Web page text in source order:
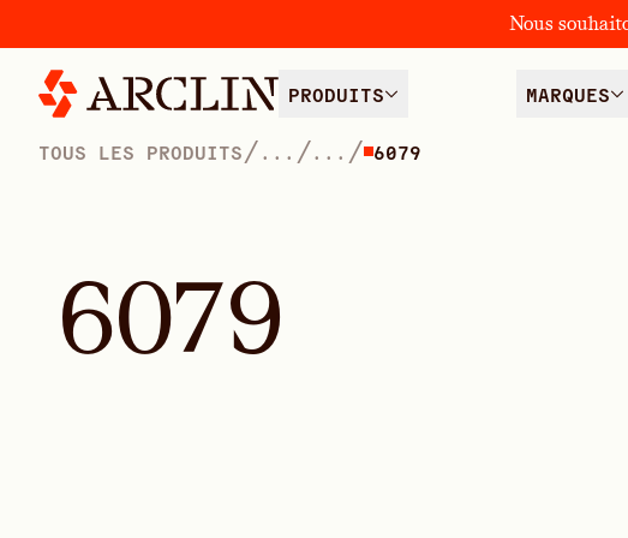
Nous
PRODUITS MARQUES
TOUS LES PRODUITS / ... /... / 6079
6079